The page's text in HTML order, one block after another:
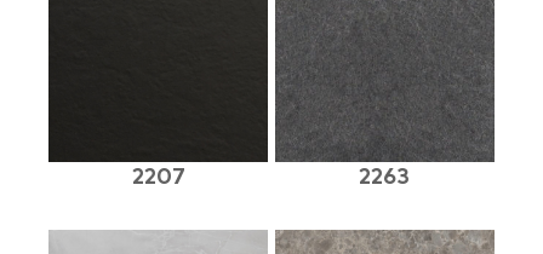
2207 2263